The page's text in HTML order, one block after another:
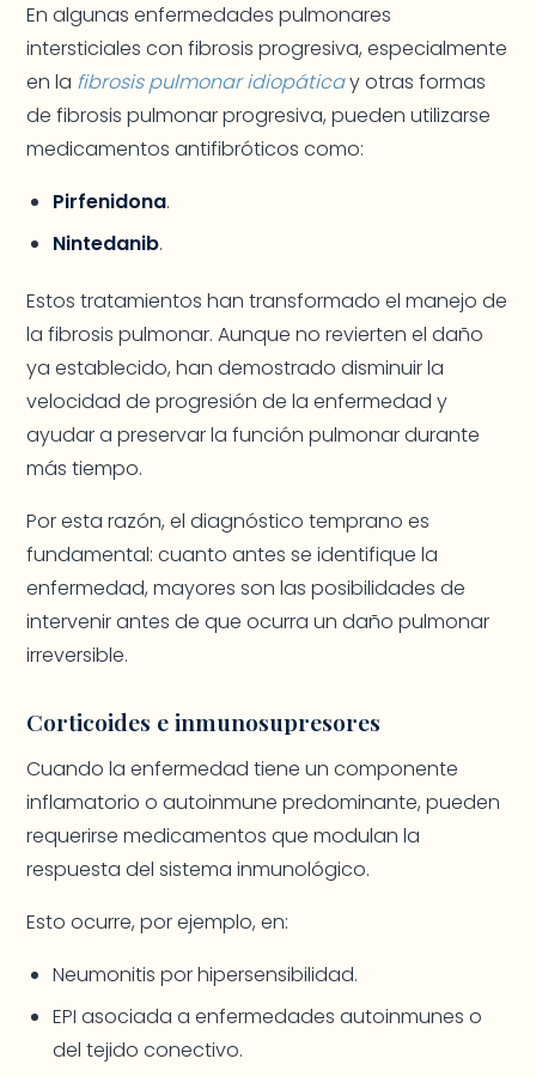
En algunas enfermedades pulmonares
intersticiales con fibrosis progresiva, especialmente
en la fibrosis pulmonar idiopáticay otras formas
de fibrosis pulmonar progresiva, pueden utilizarse
medicamentos antifibróticos como:
Pirfenidona.
Nintedanib.
Estos tratamientos han transformado el manejo de
la fibrosis pulmonar. Aunque no revierten el daño
ya establecido, han demostrado disminuir la
velocidad de progresión de la enfermedad y
ayudar a preservar la función pulmonar durante
más tiempo.
Por esta razón, el diagnóstico temprano es
fundamental: cuanto antes se identifique la
enfermedad, mayores son las posibilidades de
intervenir antes de que ocurra un daño pulmonar
irreversible.
Corticoides e inmunosupresores
Cuando la enfermedad tiene un componente
inflamatorio o autoinmune predominante, pueden
requerirse medicamentos que modulan la
respuesta del sistema inmunológico.
Esto ocurre, por ejemplo, en:
Neumonitis por hipersensibilidad.
EPI asociada a enfermedades autoinmunes o
del tejido conectivo.